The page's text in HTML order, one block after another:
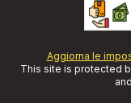
Aggiorna le
This site is protected
and